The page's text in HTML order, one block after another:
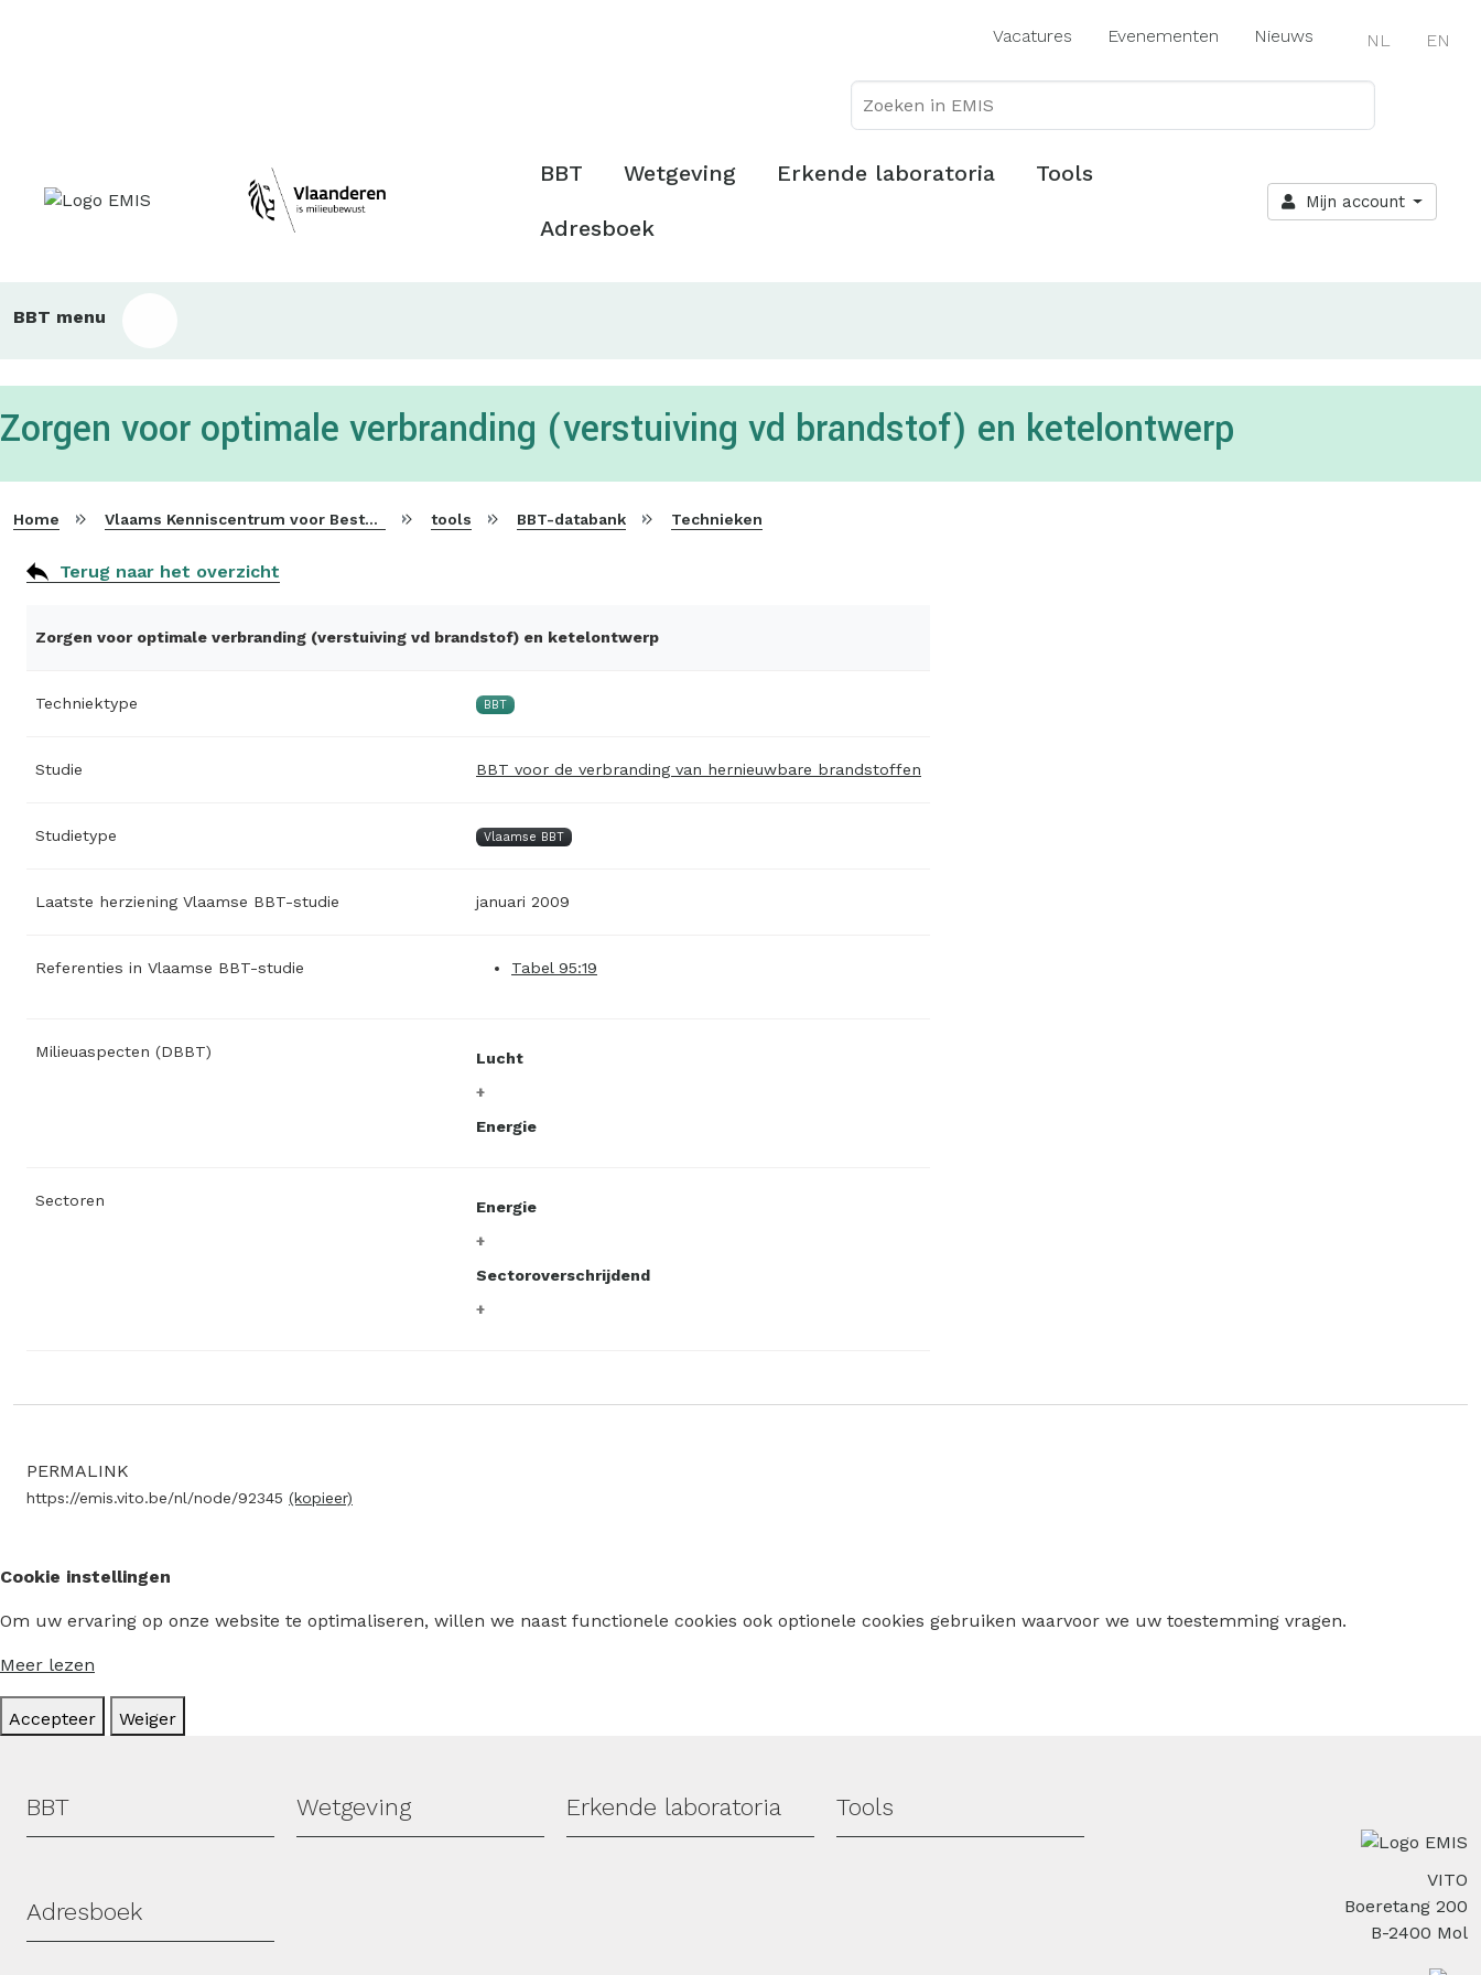
Vacatures Evenementen Nieuws NL EN
Hoofdmenu
BBT Wetgeving Erkende laboratoria Tools
Adresboek
Mijn account
Main
bbt
BBT menu
Zorgen voor optimale verbranding (verstuiving vd brandstof) en ketelontwerp
Home Vlaams Kenniscentrum voor Beste Beschikbare Technieken tools BBT-databank Technieken
Terug naar het overzicht
Zorgen voor optimale verbranding (verstuiving vd brandstof) en ketelontwerp
Techniektype BBT
Studie BBT voor de verbranding van hernieuwbare brandstoffen
Studietype Vlaamse BBT
Laatste herziening Vlaamse BBT-studie januari 2009
Referenties in Vlaamse BBT-studie Tabel 95:19
Milieuaspecten (DBBT) Lucht
Energie
Sectoren Energie
Sectoroverschrijdend
PERMALINK
https://emis.vito.be/nl/node/92345 (kopieer)
Cookie instellingen
Om uw ervaring op onze website te optimaliseren, willen we naast functionele cookies ook optionele cookies gebruiken waarvoor we uw toestemming vragen.
Meer lezen
Accepteer Weiger
Hoofdmenu
BBT Wetgeving Erkende laboratoria Tools
Adresboek
VITO
Boeretang 200
B-2400 Mol